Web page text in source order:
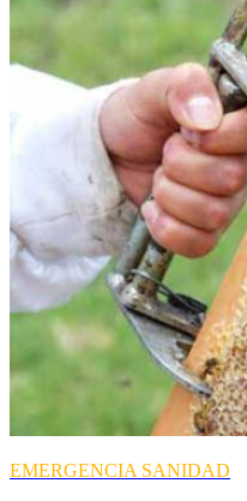
EMERGENCIA SANIDAD